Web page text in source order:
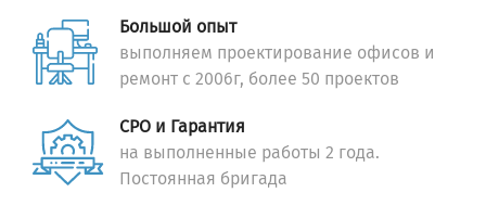
Большой опыт
выполняем проектирование офисов и
ремонт с 2006г, более 50 проектов
СРО и Гарантия
на выполненные работы 2 года.
Постоянная бригада